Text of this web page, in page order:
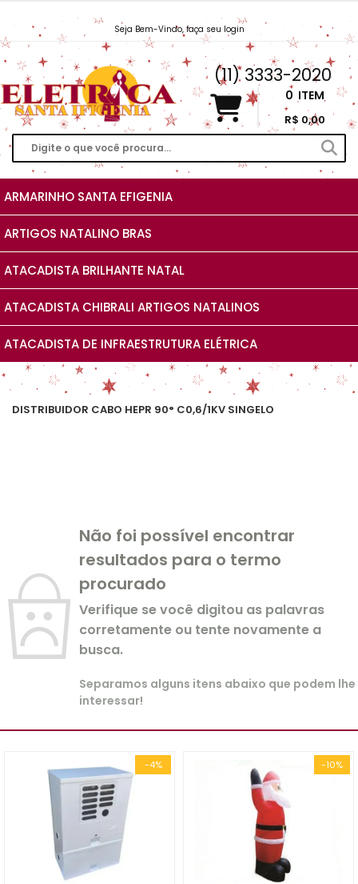
Seja Bem-Vindo, faça seu login
Vendas@EletricaSantaIfigenia.com.br
(11) 3333-2020
0 ITEM
R$ 0,00
ARMARINHO SANTA EFIGENIA
ARTIGOS NATALINO BRAS
ATACADISTA BRILHANTE NATAL
ATACADISTA CHIBRALI ARTIGOS NATALINOS
ATACADISTA DE INFRAESTRUTURA ELÉTRICA
DISTRIBUIDOR CABO HEPR 90° C0,6/1KV SINGELO
Não foi possível encontrar
resultados para o termo
procurado
Verifique se você digitou as palavras
corretamente ou tente novamente a
busca.
Separamos alguns itens abaixo que podem lhe
interessar!
-4% -10%